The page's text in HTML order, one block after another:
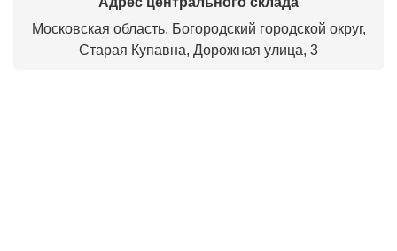
Московская область, Богородский городской округ,
Старая Купавна, Дорожная улица, 3